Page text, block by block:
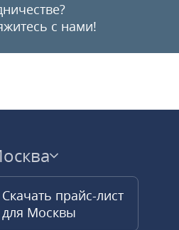
с нами!
Скачать прайс-лист
для Москвы